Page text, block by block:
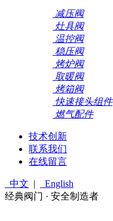
减压阀
灶具阀
温控阀
稳压阀
烤炉阀
取暖阀
烤箱阀
快速接头组件
燃气配件
技术创新
联系我们
在线留言
中文 |
English
经典阀门 · 安全制造者